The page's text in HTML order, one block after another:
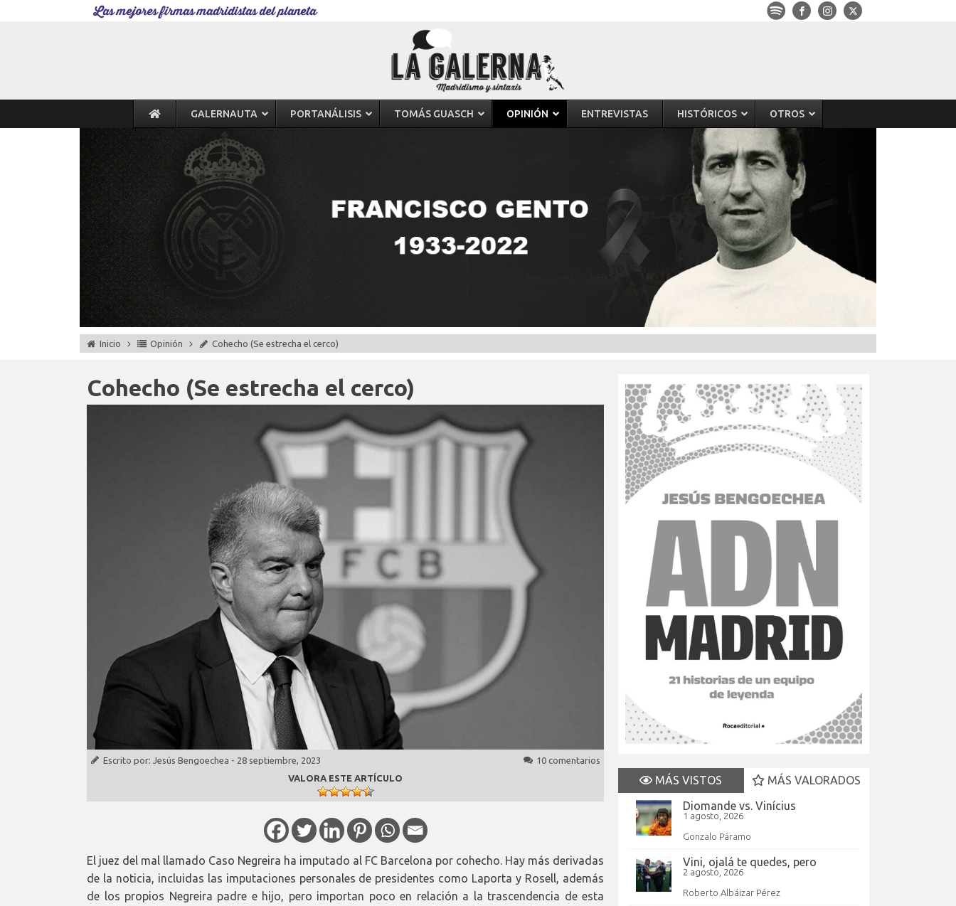
Las mejores firmas madridistas del planeta
GALERNAUTA PORTANÁLISIS TOMÁS GUASCH OPINIÓN ENTREVISTAS HISTÓRICOS OTROS
Inicio Opinión Cohecho (Se estrecha el cerco)
Cohecho (Se estrecha el cerco)
Escrito por: Jesús Bengoechea - 28 septiembre, 2023
10 comentarios
VALORA ESTE ARTÍCULO
El juez del mal llamado Caso Negreira ha imputado al FC Barcelona por cohecho. Hay más derivadas
de la noticia, incluidas las imputaciones personales de presidentes como Laporta y Rosell, además
de los propios Negreira padre e hijo, pero importan poco en relación a la trascendencia de esta
MÁS VISTOS
MÁS VALORADOS
Diomande vs. Vinícius
1 agosto, 2026
Gonzalo Páramo
Vini, ojalá te quedes, pero
2 agosto, 2026
Roberto Albáizar Pérez